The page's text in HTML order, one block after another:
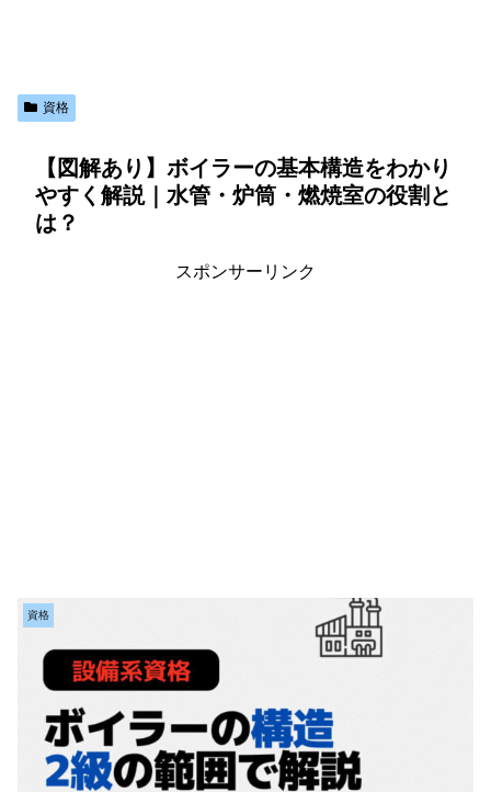
資格
【図解あり】ボイラーの基本構造をわかり
やすく解説｜水管・炉筒・燃焼室の役割と
は？
スポンサーリンク
資格